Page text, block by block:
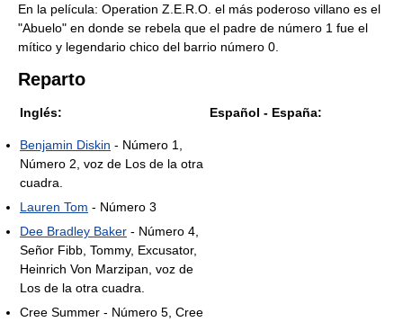
En la película: Operation Z.E.R.O. el más poderoso villano es el
"Abuelo" en donde se rebela que el padre de número 1 fue el
mítico y legendario chico del barrio número 0.
Reparto
Inglés:
Benjamin Diskin - Número 1,
Número 2, voz de Los de la otra
cuadra.
Lauren Tom - Número 3
Dee Bradley Baker - Número 4,
Señor Fibb, Tommy, Excusator,
Heinrich Von Marzipan, voz de
Los de la otra cuadra.
Cree Summer - Número 5, Cree
Español - España: